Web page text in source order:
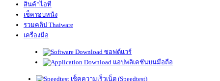
สินค้าไอที
เช็ครอบหนัง
รวมคลิป Thaiware
เครื่องมือ
ซอฟต์แวร์
แอปพลิเคชันบนมือถือ
เช็คความเร็วเน็ต (Speedtest)